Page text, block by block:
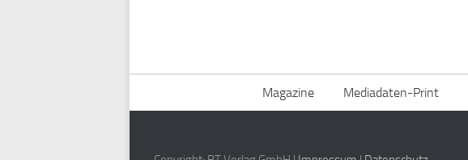
Magazine Mediadaten-Print